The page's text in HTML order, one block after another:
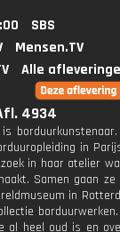
SBS
Mensen.TV
Alle
4934
in
in haar atelier
Samen gaan
in
al heel oud is en